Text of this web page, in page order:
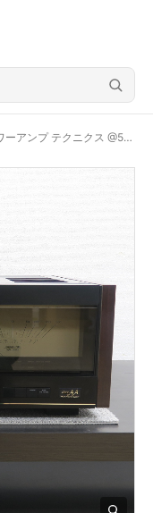
ンプ テクニクス @59234